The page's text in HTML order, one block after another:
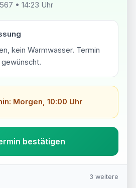
• 14:23 Uhr
kein Warmwasser. Termin
Morgen, 10:00 Uhr
bestätigen
3 weitere